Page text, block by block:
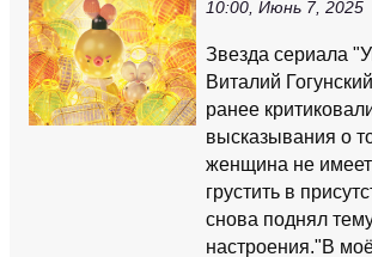
10:00, Июнь 7, 2025
Звезда сериала
Виталий
ранее
высказывания о
женщина не
грустить в
снова поднял
настроения."В